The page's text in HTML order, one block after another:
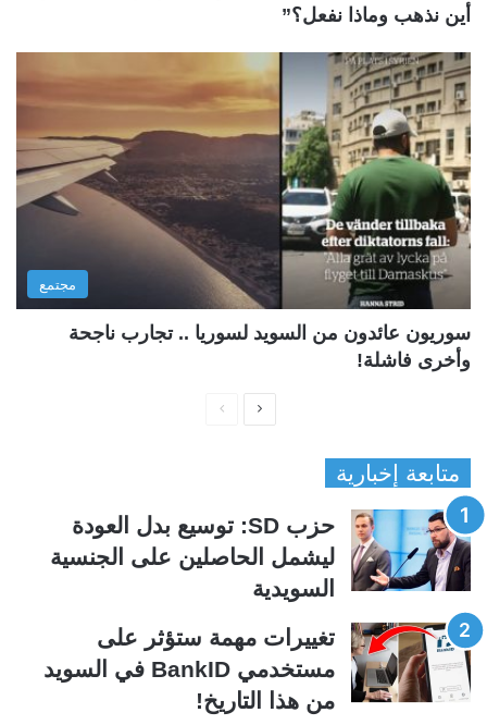
أين نذهب وماذا نفعل؟”
مجتمع
سوريون عائدون من السويد لسوريا .. تجارب ناجحة
وأخرى فاشلة!
ح
ة
ا
ب
ح
ة
ا
ت
ا
ل
متابعة إخبارية
حزب SD: توسيع بدل العودة
ليشمل الحاصلين على الجنسية
السويدية
تغييرات مهمة ستؤثر على
مستخدمي BankID في السويد
من هذا التاريخ!